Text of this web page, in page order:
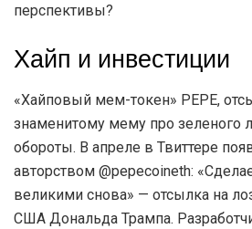
перспективы?
Хайп и инвестиции
«Хайповый мем-токен» PEPE,
знаменитому мему про зеленого
обороты. В апреле в Твиттере
авторством @pepecoineth:
великими снова» — отсылка на
США Дональда Трампа.